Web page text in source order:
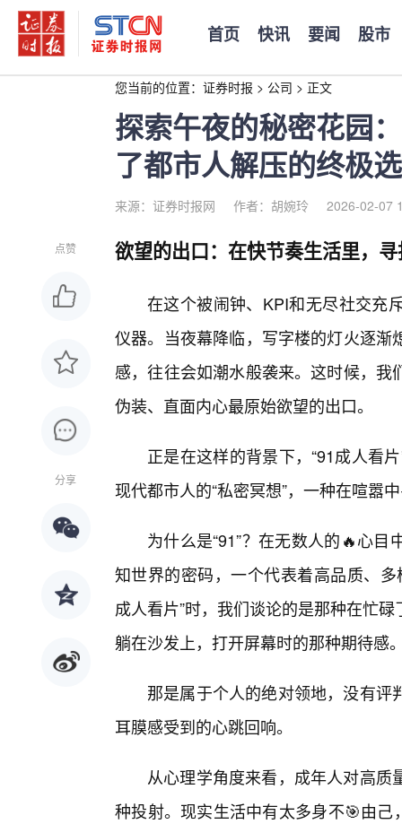
首页 快讯 要闻 股市
您当前的位置： 证券时报 > 公司 > 正文
探索午夜的秘密花园
了都市人解压的终极
来源：证券时报网 作者：胡婉玲 2026-02-07
点赞
分享
欲望的出口：在快节奏生活里，
在这个被闹钟、KPI和无尽社交充
仪器。当夜幕降临，写字楼的灯火逐
感，往往会如潮水般袭来。这时候，
伪装、直面内心最原始欲望的出口。
正是在这样的背景下，“91成人看
现代都市人的“私密冥想”，一种在喧嚣
为什么是“91”？在无数人的🔥心
知世界的密码，一个代表着高品质、
成人看片”时，我们谈论的是那种在忙
躺在沙发上，打开屏幕时的那种期待感
那是属于个人的绝对领地，没有
耳膜感受到的心跳回响。
从心理学角度来看，成年人对高
种投射。现实生活中有太多身不🎯由己